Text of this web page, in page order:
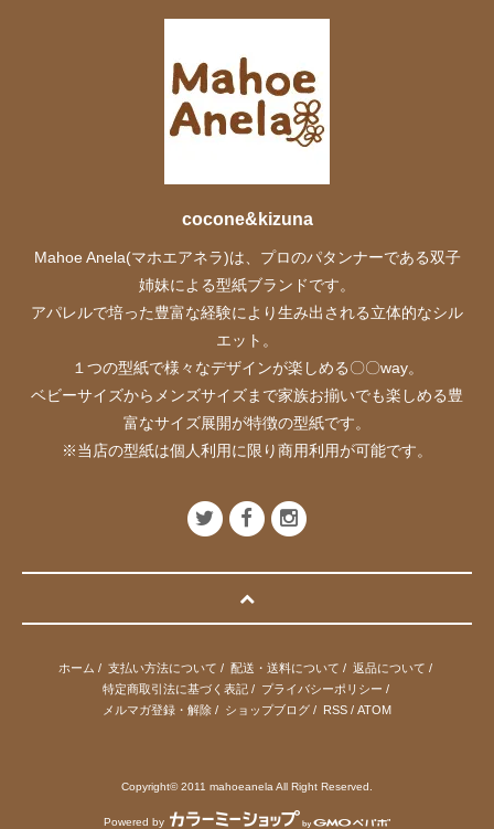
cocone&kizuna
Mahoe Anela(マホエアネラ)は、プロのパタンナーである双子
姉妹による型紙ブランドです。
アパレルで培った豊富な経験により生み出される立体的なシル
エット。
１つの型紙で様々なデザインが楽しめる〇〇way。
ベビーサイズからメンズサイズまで家族お揃いでも楽しめる豊
富なサイズ展開が特徴の型紙です。
※当店の型紙は個人利用に限り商用利用が可能です。
ホーム / 支払い方法について / 配送・送料について / 返品について /
特定商取引法に基づく表記/ プライバシーポリシー /
メルマガ登録・解除 / ショップブログ / RSS / ATOM
Copyright© 2011 mahoeanela All Right Reserved.
Powered by